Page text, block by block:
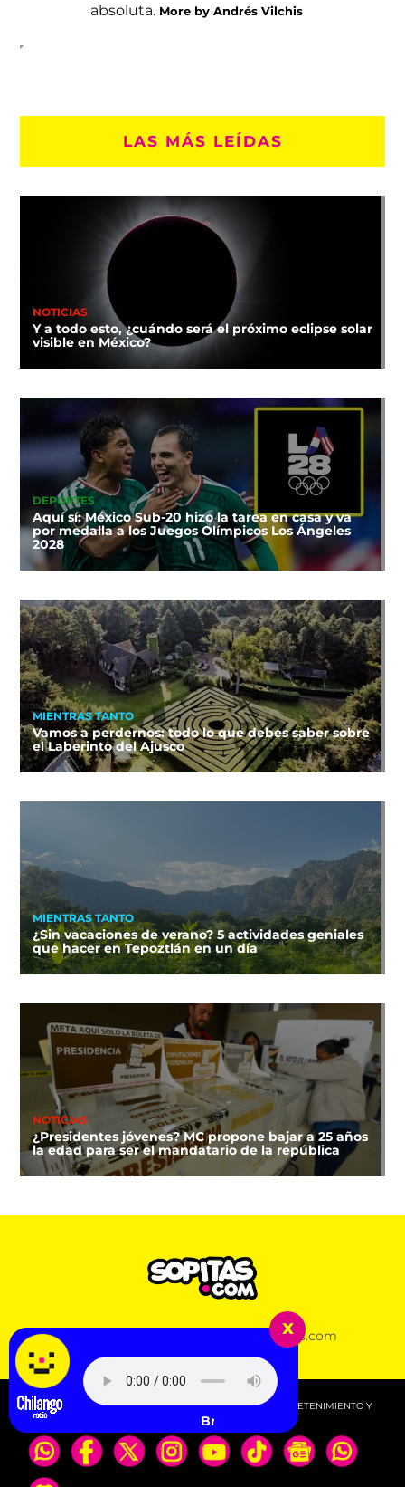
absoluta. More by Andrés Vilchis
LAS MÁS LEÍDAS
NOTICIAS
Y a todo esto, ¿cuándo será el próximo eclipse solar
visible en México?
DEPORTES
Aquí sí: México Sub-20 hizo la tarea en casa y va
por medalla a los Juegos Olímpicos Los Ángeles
2028
MIENTRAS TANTO
Vamos a perdernos: todo lo que debes saber sobre
el Laberinto del Ajusco
MIENTRAS TANTO
¿Sin vacaciones de verano? 5 actividades geniales
que hacer en Tepoztlán en un día
NOTICIAS
¿Presidentes jóvenes? MC propone bajar a 25 años
la edad para ser el mandatario de la república
¿A qué hora y dónde ver la clausura de los Juegos
Centroamericanos 2026?
Aviso de Privacidad Acerca de Sopitas.com
© 2026 SOPITAS.COM - MÚSICA, NOTICIAS, DEPORTES, ENTRETENIMIENTO Y
x
Britney Spears - Lucky